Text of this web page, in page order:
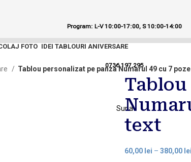
Program: L-V 10:00-17:00, S 10:00-14:00
FOTO IDEI TABLOURI ANIVERSARE
0736.197.295
Suna
Tablou personalizat pe panza Numarul 49 cu 7
Tablou
text
60,00 lei – 380,00 lei